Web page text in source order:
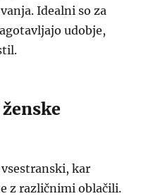
Idealni so za
udobje,
kar
z različnimi oblačili.